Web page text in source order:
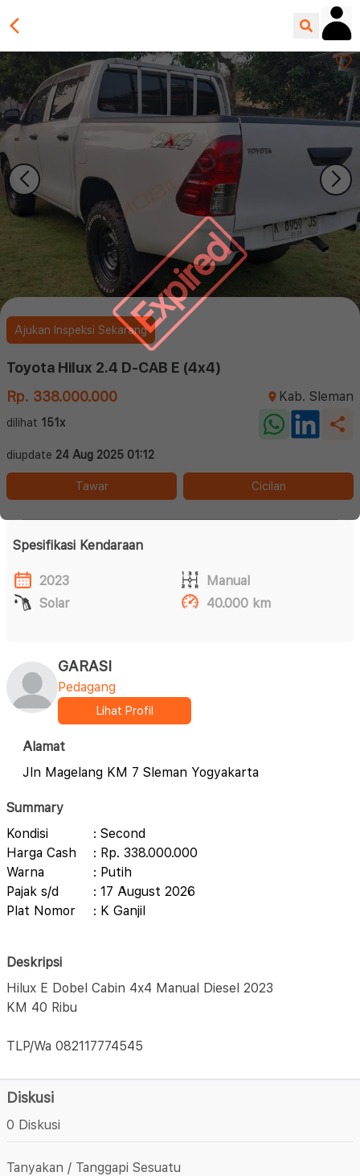
Expired
Ajukan Inspeksi Sekarang
Toyota Hilux 2.4 D-CAB E (4x4)
Rp. 338.000.000
Kab. Sleman
dilihat 151x
diupdate 24 Aug 2025 01:12
Tawar Cicilan
Spesifikasi Kendaraan
2023
Manual
Solar
40.000 km
GARASI
Pedagang
Lihat Profil
Alamat
Jln Magelang KM 7 Sleman Yogyakarta
Summary
Kondisi
: Second
Harga Cash
: Rp. 338.000.000
Warna
: Putih
Pajak s/d
: 17 August 2026
Plat Nomor
: K Ganjil
Deskripsi
Hilux E Dobel Cabin 4x4 Manual Diesel 2023
KM 40 Ribu
TLP/Wa 082117774545
Diskusi
0 Diskusi
Tanyakan / Tanggapi Sesuatu